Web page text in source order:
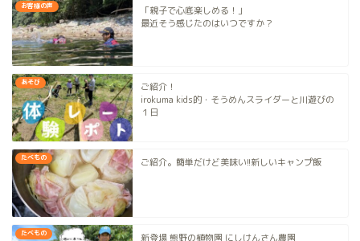
お客様の声
「親子で心底楽しめる！」
最近そう感じたのはいつですか？
あそび
ご紹介！
irokuma kids的・そうめんスライダーと川遊びの
１日
たべもの ご紹介。簡単だけど美味い!!新しいキャンプ飯
たべもの 新登場 熊野の植物園 にしけんさん農園